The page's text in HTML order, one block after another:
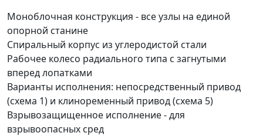
Моноблочная конструкция - все узлы на единой
опорной станине
Спиральный корпус из углеродистой стали
Рабочее колесо радиального типа с загнутыми
вперед лопатками
Варианты исполнения: непосредственный привод
(схема 1) и клиноременный привод (схема 5)
Взрывозащищенное исполнение - для
взрывоопасных сред